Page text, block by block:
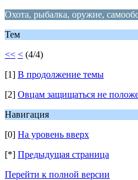
Охота, рыбалка, оружие,
Тем
<< < (4/4)
[1] В продолжение темы
[2] Овцам защищаться не
Навигация
[0] На уровень вверх
[*] Предыдущая страница
Перейти к полной версии